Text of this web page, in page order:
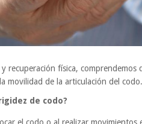
recuperación física,
movilidad de la articulación del codo.
de codo?